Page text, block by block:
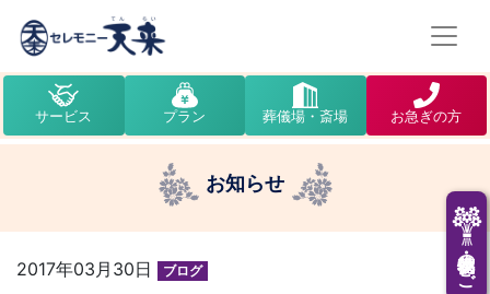
供花・供物のご注文
サービス プラン 葬儀場・斎場 お急ぎの方
お知らせ
2017年03月30日 ブログ